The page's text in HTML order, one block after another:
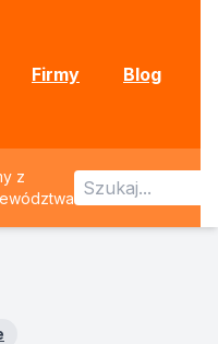
Firmy Blog
z